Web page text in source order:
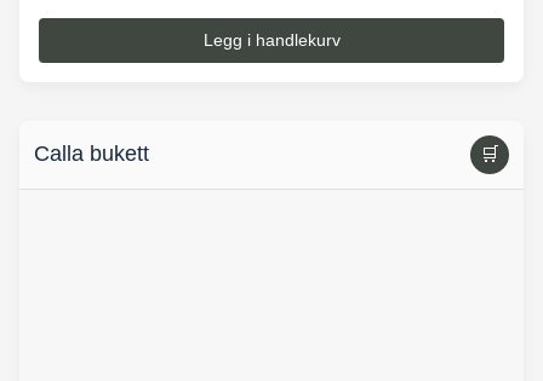
Legg i handlekurv
Calla bukett 🛒